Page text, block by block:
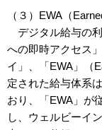
（３）EWA（
デジタル給与の
への即時アクセス
イ」、「EWA」（
定された給与体系
おり、「EWA」が
し、ウェルビーイ